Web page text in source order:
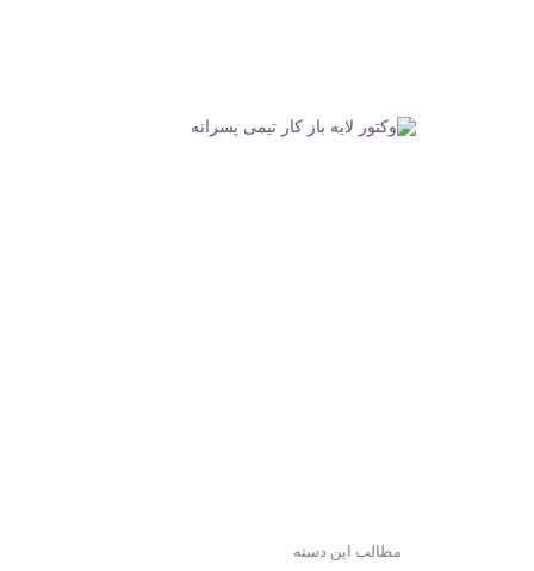
مطالب این دسته